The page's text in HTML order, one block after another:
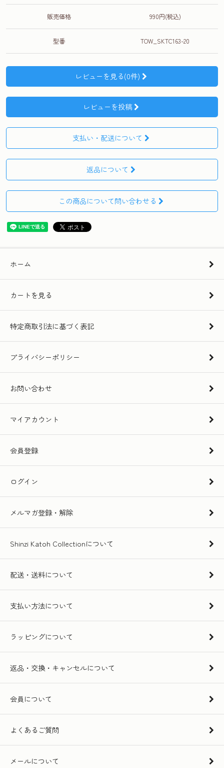
販売価格 990円(税込)
型番 TOW_SKTC163-20
レビューを見る(0件)
レビューを投稿
支払い・配送について
返品について
この商品について問い合わせる
ホーム
カートを見る
特定商取引法に基づく表記
プライバシーポリシー
お問い合わせ
マイアカウント
会員登録
ログイン
メルマガ登録・解除
Shinzi Katoh Collectionについて
配送・送料について
支払い方法について
ラッピングについて
返品・交換・キャンセルについて
会員について
よくあるご質問
メールについて